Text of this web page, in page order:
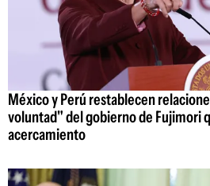
México y Perú restablecen
voluntad" del gobierno de Fujimori
acercamiento